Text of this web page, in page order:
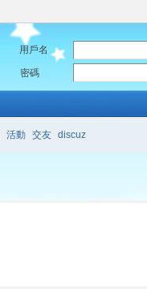
用戶名
密碼
活動 交友 discuz